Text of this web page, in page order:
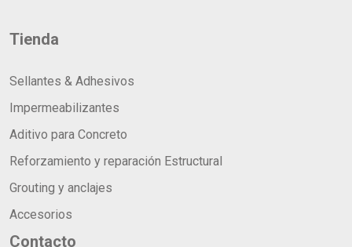
Tienda
Sellantes & Adhesivos
Impermeabilizantes
Aditivo para Concreto
Reforzamiento y reparación Estructural
Grouting y anclajes
Accesorios
Contacto